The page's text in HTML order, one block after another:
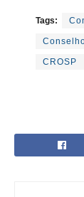
Tags:
CROSP